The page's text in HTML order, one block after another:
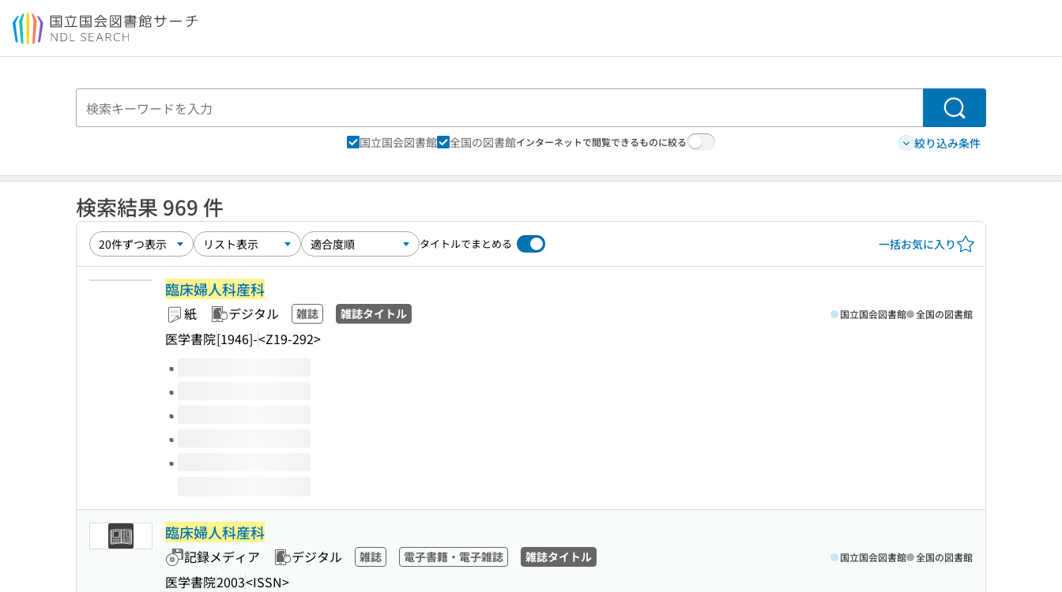
本文へ移動
検索
国立国会図書館 全国の図書館インターネットで閲覧できるものに絞る 絞り込み条件
検索結果 969 件
タイトルでまとめる 一括お気に入り
臨床婦人科産科
紙 デジタル 雑誌 雑誌タイトル
医学書院[1946]-<Z19-292>
国立国会図書館 全国の図書館
このタイトルの巻号
臨床婦人科産科
記録メディア デジタル 雑誌 電子書籍・電子雑誌 雑誌タイトル
医学書院2003<ISSN>
国立国会図書館 全国の図書館